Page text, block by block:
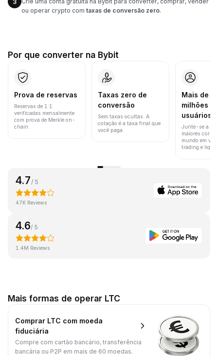
3
ou operar crypto com taxas de conversão zero.
Por que converter na Bybit
Prova de reservas
Reservas de 1:1
verificadas mensalmente
com prova de Merkle on-
chain.
Taxas zero de
conversão
Sem taxas ocultas. A
cotação é a taxa final que
você paga.
Mais de
milhões
usuários
Junte-se a
maiores
mundo em
trading e
4.7 / 5
47K Reviews
4.6/ 5
1.4M Reviews
Mais formas de operar LTC
Comprar LTC com moeda
fiduciária
Compre com cartão bancário, transferência
bancária ou P2P em mais de 60 moedas.